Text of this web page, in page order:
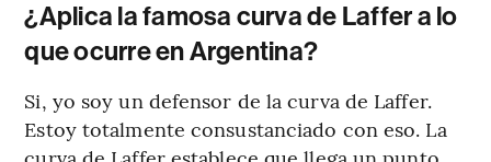
¿Aplica la famosa curva de Laffer a lo
que ocurre en Argentina?
Si, yo soy un defensor de la curva de Laffer.
Estoy totalmente consustanciado con eso. La